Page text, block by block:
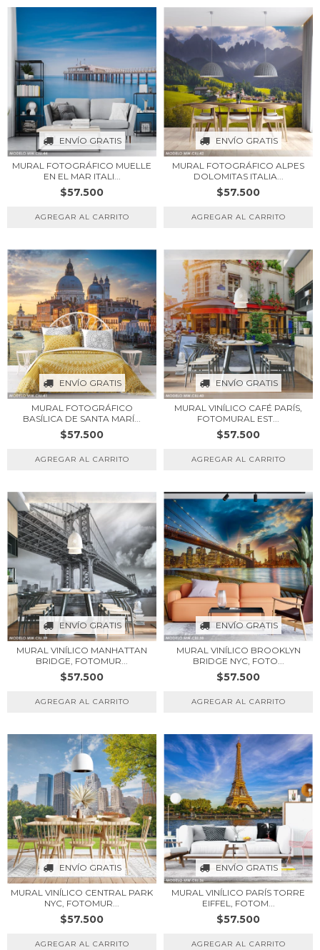
ENVÍO GRATIS
MURAL FOTOGRÁFICO MUELLE
EN EL MAR ITALI...
$57.500
ENVÍO GRATIS
MURAL FOTOGRÁFICO ALPES
DOLOMITAS ITALIA...
$57.500
ENVÍO GRATIS
MURAL FOTOGRÁFICO
BASÍLICA DE SANTA MARÍ...
$57.500
ENVÍO GRATIS
MURAL VINÍLICO CAFÉ PARÍS,
FOTOMURAL EST...
$57.500
ENVÍO GRATIS
MURAL VINÍLICO MANHATTAN
BRIDGE, FOTOMUR...
$57.500
ENVÍO GRATIS
MURAL VINÍLICO BROOKLYN
BRIDGE NYC, FOTO...
$57.500
ENVÍO GRATIS
MURAL VINÍLICO CENTRAL PARK
NYC, FOTOMUR...
$57.500
ENVÍO GRATIS
MURAL VINÍLICO PARÍS TORRE
EIFFEL, FOTOM...
$57.500